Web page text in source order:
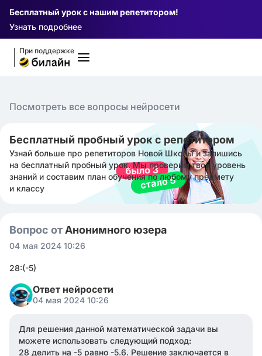
Бесплатный урок с нашим репетитором!
Узнать подробнее
При поддержке
Посмотреть все вопросы нейросети
Бесплатный пробный урок с репетитором
Узнай больше про репетиторов Новой Школы и запишись
на бесплатный пробный урок. Мы проверим твой уровень
знаний и составим план обучения по любому предмету
и классу
Вопрос от Анонимного юзера
04 мая 2024 10:26
28:(-5)
Ответ нейросети
04 мая 2024 10:26
Для решения данной математической задачи вы
можете использовать следующий подход:
28 делить на -5 равно -5.6. Решение заключается в